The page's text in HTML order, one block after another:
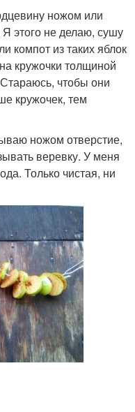
ножом или
этого не делаю, сушу
компот из таких яблок
кружочки толщиной
чтобы они
кружочек, тем
ножом отверстие,
веревку. У меня
Только чистая, ни